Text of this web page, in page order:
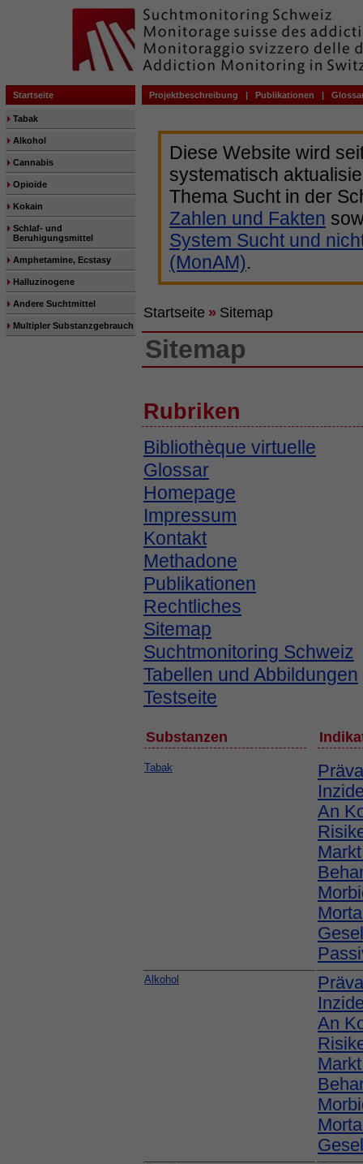
Startseite Projektbeschreibung | Publikationen |
Tabak
Alkohol
Cannabis
Opioide
Kokain
Schlaf- und
Beruhigungsmittel
Amphetamine, Ecstasy
Halluzinogene
Andere Suchtmittel
Multipler Substanzgebrauch
Diese Website wird
systematisch
Thema Sucht in der
Zahlen und Fakten
System Sucht und
(MonAM).
Startseite » Sitemap
Sitemap
Rubriken
Bibliothèque virtuelle
Glossar
Homepage
Impressum
Kontakt
Methadone
Publikationen
Rechtliches
Sitemap
Suchtmonitoring Schweiz
Tabellen und Abbildungen
Testseite
Substanzen
Tabak
An
Alkohol
An